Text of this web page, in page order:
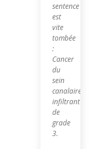
sentence
est
vite
tombée
:
Cancer
du
sein
canalaire
infiltrant
de
grade
3.